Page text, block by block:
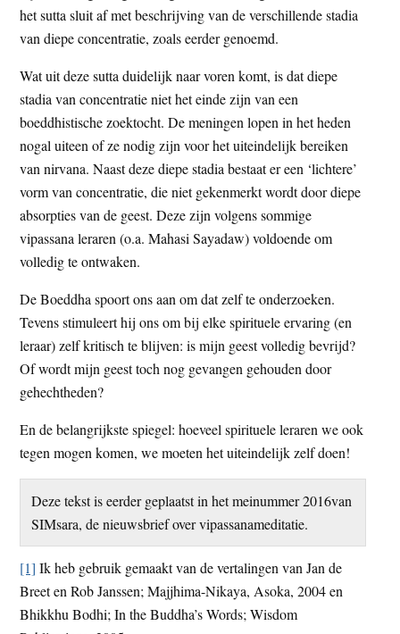
het sutta sluit af met beschrijving van de verschillende stadia
van diepe concentratie, zoals eerder genoemd.
Wat uit deze sutta duidelijk naar voren komt, is dat diepe
stadia van concentratie niet het einde zijn van een
boeddhistische zoektocht. De meningen lopen in het heden
nogal uiteen of ze nodig zijn voor het uiteindelijk bereiken
van nirvana. Naast deze diepe stadia bestaat er een ‘lichtere’
vorm van concentratie, die niet gekenmerkt wordt door diepe
absorpties van de geest. Deze zijn volgens sommige
vipassana leraren (o.a. Mahasi Sayadaw) voldoende om
volledig te ontwaken.
De Boeddha spoort ons aan om dat zelf te onderzoeken.
Tevens stimuleert hij ons om bij elke spirituele ervaring (en
leraar) zelf kritisch te blijven: is mijn geest volledig bevrijd?
Of wordt mijn geest toch nog gevangen gehouden door
gehechtheden?
En de belangrijkste spiegel: hoeveel spirituele leraren we ook
tegen mogen komen, we moeten het uiteindelijk zelf doen!
Deze tekst is eerder geplaatst in het meinummer 2016van
SIMsara, de nieuwsbrief over vipassanameditatie.
[1] Ik heb gebruik gemaakt van de vertalingen van Jan de
Breet en Rob Janssen; Majjhima-Nikaya, Asoka, 2004 en
Bhikkhu Bodhi; In the Buddha’s Words; Wisdom